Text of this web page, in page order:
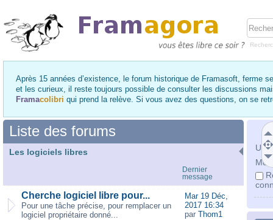
Après 15 années d’existence, le forum historique de Framasoft, ferme
et les curieux, il reste toujours possible de consulter les discussions
Framacolibri qui prend la relève. Si vous avez des questions, on se
Mot
Liste des forums
Les logiciels libres
Dernier
message
Cherche logiciel libre pour...
Pour une tâche précise, pour remplacer un
logiciel propriétaire donné...
Mar 19 Déc,
2017 16:34
par Thom1